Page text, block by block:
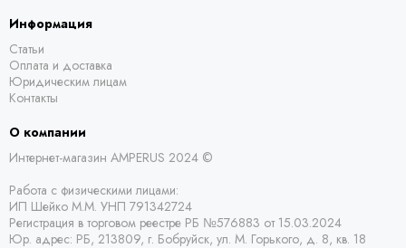
Информация
Статьи
Оплата и доставка
Юридическим лицам
Контакты
О компании
Интернет-магазин AMPERUS 2024 ©
Работа с физическими лицами:
ИП Шейко М.М. УНП 791342724
Регистрация в торговом реестре РБ №576883 от 15.03.2024
Юр. адрес: РБ, 213809, г. Бобруйск, ул. М. Горького, д. 8, кв. 18